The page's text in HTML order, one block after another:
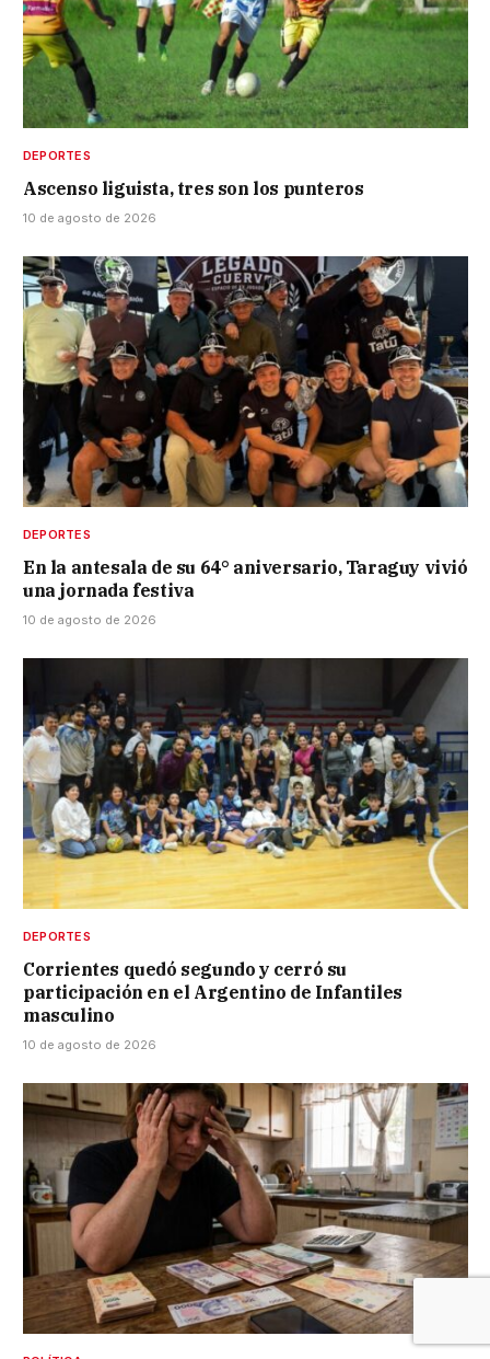
DEPORTES
Ascenso liguista, tres son los punteros
10 de agosto de 2026
DEPORTES
En la antesala de su 64° aniversario, Taraguy vivió
una jornada festiva
10 de agosto de 2026
DEPORTES
Corrientes quedó segundo y cerró su
participación en el Argentino de Infantiles
masculino
10 de agosto de 2026